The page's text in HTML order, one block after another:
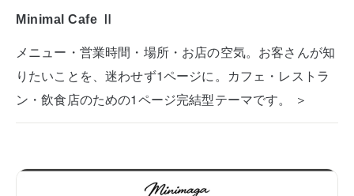
Minimal Cafe Ⅱ
メニュー・営業時間・場所・お店の空気。お客さんが知
りたいことを、迷わせず1ページに。カフェ・レストラ
ン・飲食店のための1ページ完結型テーマです。 ＞